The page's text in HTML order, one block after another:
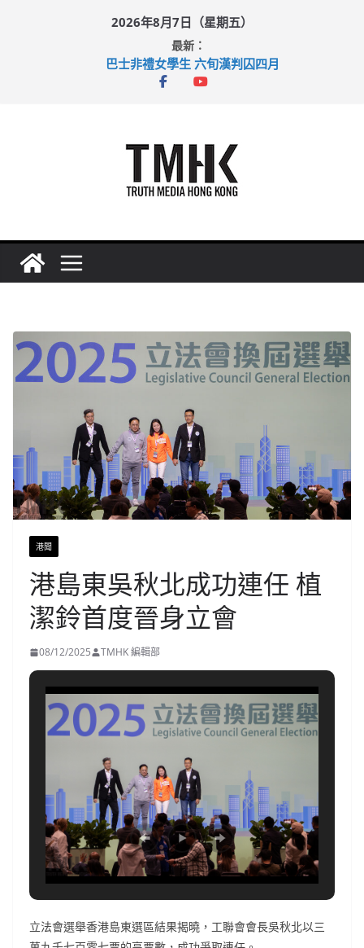
2026年8月7日（星期五）
最新：
巴士非禮女學生 六旬漢判囚四月
涉造假公屋富戶申報表 倉管員准保釋候訊
港聞
港島東吳秋北成功連任 植
潔鈴首度晉身立會
08/12/2025 TMHK 編輯部
立法會選舉香港島東選區結果揭曉，工聯會會長吳秋北以三